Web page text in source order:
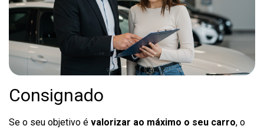
Consignado
Se o seu objetivo é valorizar ao máximo o seu carro, o